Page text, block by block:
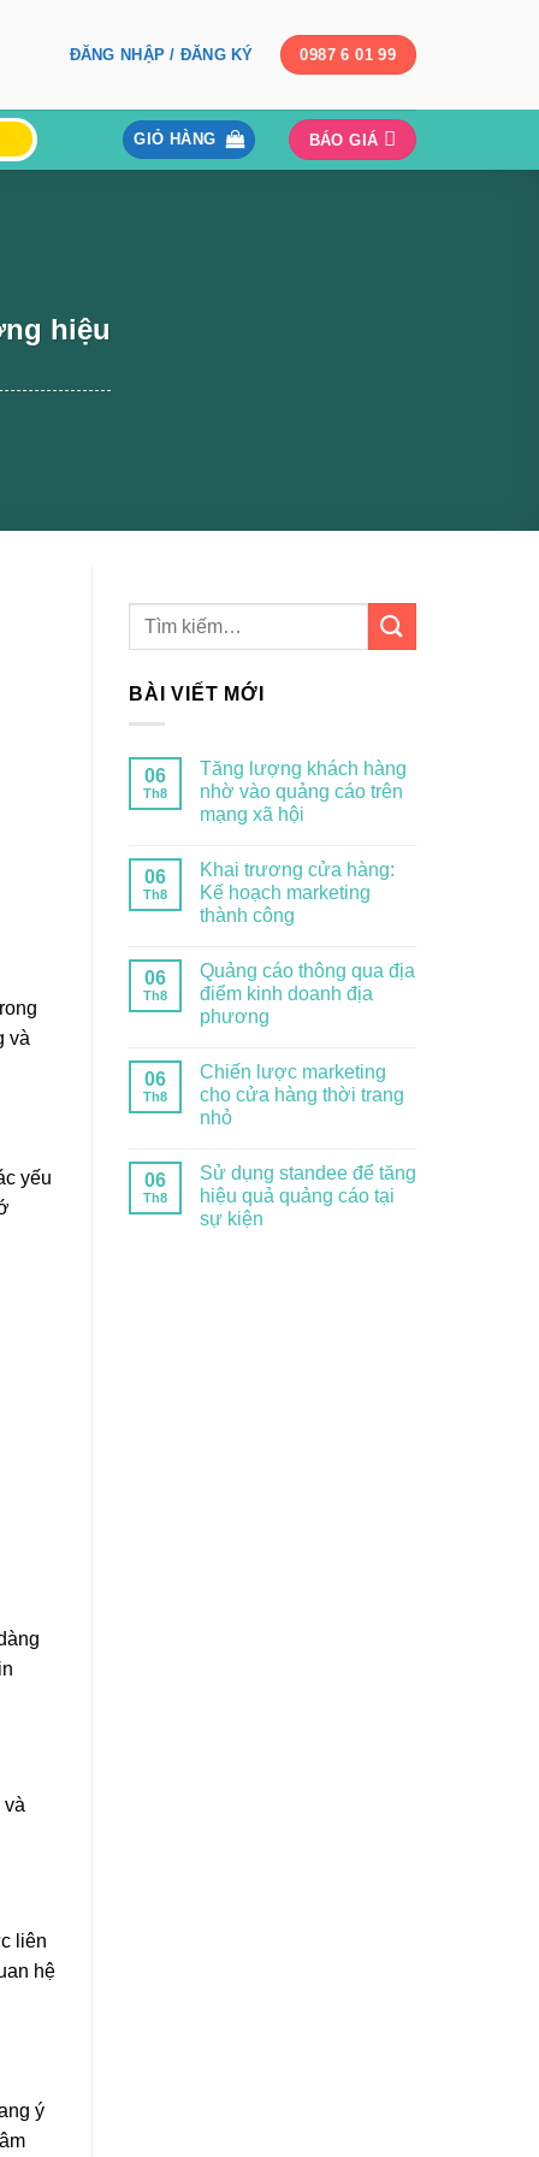
ĐĂNG NHẬP / ĐĂNG KÝ 0987 6 01 99
GIỎ HÀNG BÁO GIÁ
hiệu
và
yếu
và
liên
hệ
ý
BÀI VIẾT MỚI
06
Th8
Tăng lượng khách hàng
nhờ vào quảng cáo trên
mạng xã hội
06
Th8
Khai trương cửa hàng:
Kế hoạch marketing
thành công
06
Th8
Quảng cáo thông qua địa
điểm kinh doanh địa
phương
06
Th8
Chiến lược marketing
cho cửa hàng thời trang
nhỏ
06
Th8
Sử dụng standee để tăng
hiệu quả quảng cáo tại
sự kiện